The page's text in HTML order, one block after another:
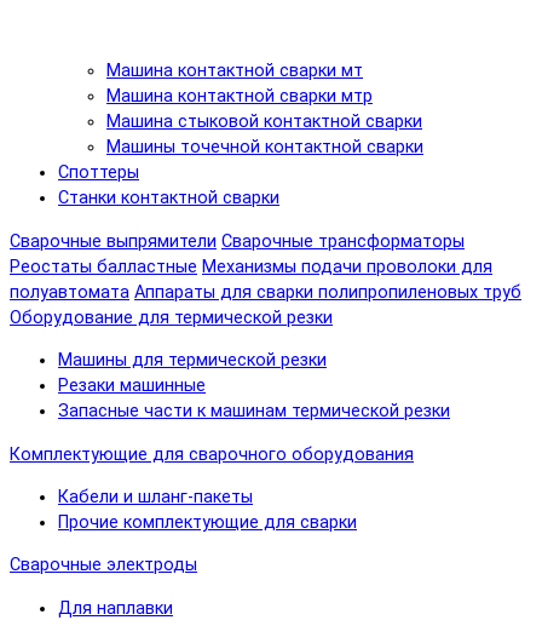
Машина контактной сварки мт
Машина контактной сварки мтр
Машина стыковой контактной сварки
Машины точечной контактной сварки
Споттеры
Станки контактной сварки
Сварочные выпрямители Сварочные трансформаторы
Реостаты балластные Механизмы подачи проволоки для
полуавтомата Аппараты для сварки полипропиленовых труб
Оборудование для термической резки
Машины для термической резки
Резаки машинные
Запасные части к машинам термической резки
Комплектующие для сварочного оборудования
Кабели и шланг-пакеты
Прочие комплектующие для сварки
Сварочные электроды
Для наплавки